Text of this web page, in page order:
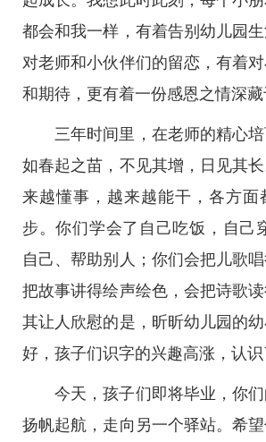
都会和我一样，有着告别幼儿园
对老师和小伙伴们的留恋，有着
和期待，更有着一份感恩之情深藏
三年时间里，在老师的精心
如春起之苗，不见其增，日见其
来越懂事，越来越能干，各方面
步。你们学会了自己吃饭，自己
自己、帮助别人；你们会把儿歌
把故事讲得绘声绘色，会把诗歌
其让人欣慰的是，昕昕幼儿园的
好，孩子们识字的兴趣高涨，认识
今天，孩子们即将毕业，你
扬帆起航，走向另一个驿站。希